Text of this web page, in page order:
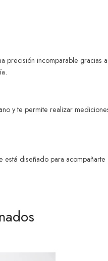
precisión incomparable gracias
y te permite realizar
diseñado para